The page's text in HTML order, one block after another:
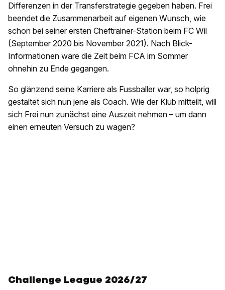
Differenzen in der Transferstrategie gegeben haben. Frei
beendet die Zusammenarbeit auf eigenen Wunsch, wie
schon bei seiner ersten Cheftrainer-Station beim FC Wil
(September 2020 bis November 2021). Nach Blick-
Informationen wäre die Zeit beim FCA im Sommer
ohnehin zu Ende gegangen.
So glänzend seine Karriere als Fussballer war, so holprig
gestaltet sich nun jene als Coach. Wie der Klub mitteilt, will
sich Frei nun zunächst eine Auszeit nehmen – um dann
einen erneuten Versuch zu wagen?
Challenge League 2026/27